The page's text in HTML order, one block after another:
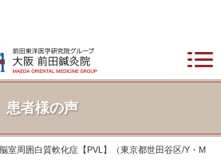
患者様の声
脳室周囲白質軟化症【PVL】（東京都世田谷区/Y・M